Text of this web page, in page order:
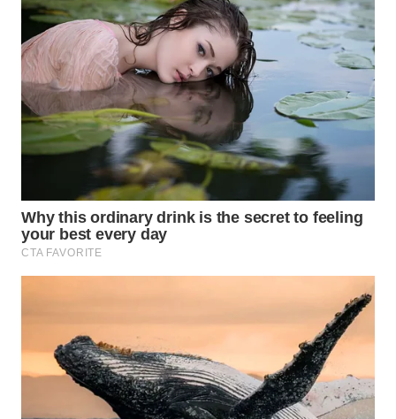
BEKASI
WN
BOGOR
WN
DEPOK
TAPANULI
UTARA
PADANG
LAWAS